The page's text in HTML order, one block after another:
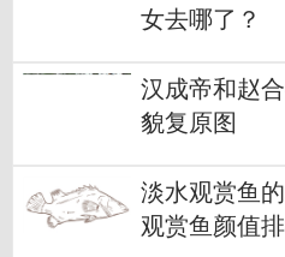
女去哪了？
汉成帝和赵
貌复原图
淡水观赏鱼
观赏鱼颜值